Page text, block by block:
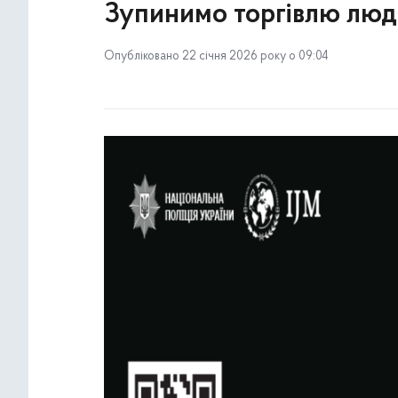
Зупинимо торгівлю
Опубліковано 22 січня 2026 року о 09:04